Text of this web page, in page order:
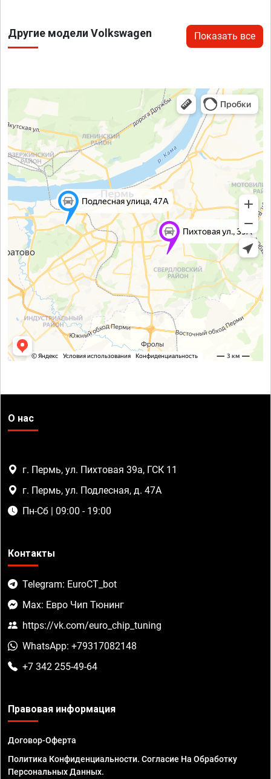
Другие модели Volkswagen Показать все
О нас
г. Пермь, ул. Пихтовая 39а, ГСК 11
г. Пермь, ул. Подлесная, д. 47А
Пн-Сб | 09:00 - 19:00
Контакты
Telegram: EuroCT_bot
Max: Евро Чип Тюнинг
https://vk.com/euro_chip_tuning
WhatsApp: +79317082148
+7 342 255-49-64
Правовая информация
Договор-Оферта
Политика Конфиденциальности. Согласие На Обработку
Персональных Данных.